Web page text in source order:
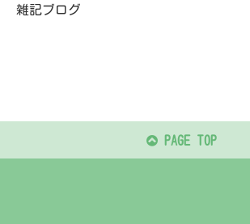
雑記ブログ
PAGE TOP